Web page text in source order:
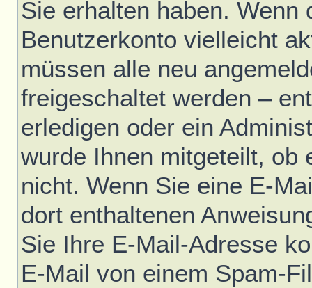
Sie erhalten haben.
Benutzerkonto vielleicht
müssen alle neu
freigeschaltet werden –
erledigen oder ein
wurde Ihnen mitgeteilt, ob
nicht. Wenn Sie eine E-
dort enthaltenen
Sie Ihre E-Mail-Adresse
E-Mail von einem Spam-